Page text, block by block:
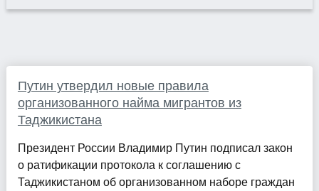
Путин утвердил новые правила
организованного найма мигрантов из
Таджикистана
Президент России Владимир Путин подписал закон
о ратификации протокола к соглашению с
Таджикистаном об организованном наборе граждан